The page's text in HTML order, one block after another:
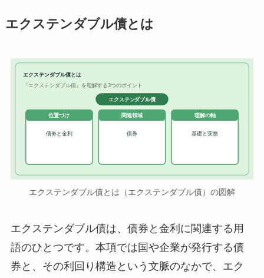
エクステンダブル債とは
エクステンダブル債とは
『エクステンダブル債』を理解する3つのポイント
エクステンダブル債
位置づけ
債券と金利
関連領域
債券
理解の軸
基礎と実務
エクステンダブル債とは（エクステンダブル債）の図解
エクステンダブル債は、債券と金利に関連する用
語のひとつです。本項では国や企業が発行する債
券と、その利回り構造という文脈のなかで、エク